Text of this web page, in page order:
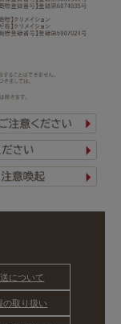
について
の取り扱い